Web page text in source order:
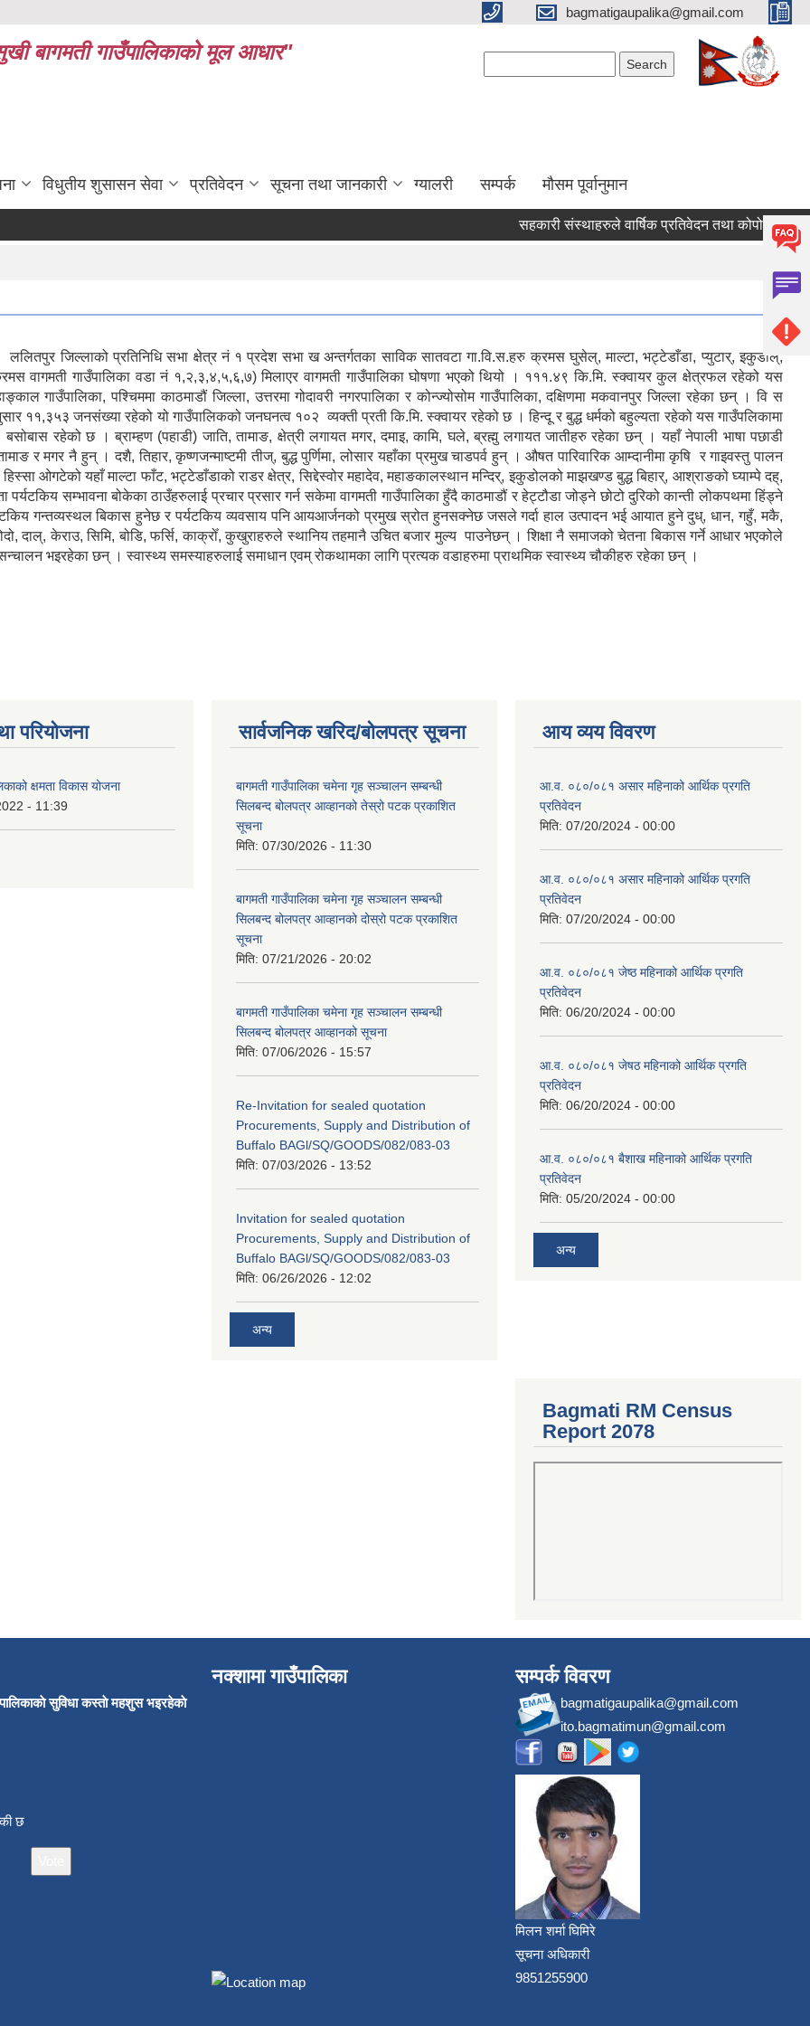
bagmatigaupalika@gmail.com
बागमती गाउँपालिकाको मूल आधार"
विधुतीय शुसासन सेवा प्रतिवेदन सूचना तथा जानकारी ग्यालरी सम्पर्क मौसम पूर्वानुमान
सहकारी संस्थाहरुले वार्षिक प्रतिवेदन तथा कोपोमिस
जिल्लाको प्रतिनिधि सभा क्षेत्र नं १ प्रदेश सभा ख अन्तर्गतका साविक सातवटा गा.वि.स.हरु क्रमस घुसेल्, माल्टा, भट्टेडाँडा, प्युटार्, इकुडोल्,
वागमती गाउँपालिका वडा नं १,२,३,४,५,६,७) मिलाएर वागमती गाउँपालिका घोषणा भएको थियो । १११.४९ कि.मि. स्क्वायर कुल क्षेत्रफल रहेको यस
गाउँपालिका, पश्चिममा काठमाडौं जिल्ला, उत्तरमा गोदावरी नगरपालिका र कोन्ज्योसोम गाउँपालिका, दक्षिणमा मकवानपुर जिल्ला रहेका छन् । वि स
११,३५३ जनसंख्या रहेको यो गाउँपालिकको जनघनत्व १०२ व्यक्ती प्रती कि.मि. स्क्वायर रहेको छ । हिन्दू र बुद्ध धर्मको बहुल्यता रहेको यस गाउँपलिकामा
बसोबास रहेको छ । ब्राम्हण (पहाडी) जाति, तामाङ, क्षेत्री लगायत मगर, दमाइ, कामि, घले, ब्रह्मु लगायत जातीहरु रहेका छन् । यहाँ नेपाली भाषा पछाडी
र मगर नै हुन् । दशै, तिहार, कृष्णजन्माष्टमी तीज्, बुद्ध पुर्णिमा, लोसार यहाँका प्रमुख चाडपर्व हुन् । औषत पारिवारिक आम्दानीमा कृषि र गाइवस्तु पालन
ओगटेको यहाँ माल्टा फाँट, भट्टेडाँडाको राडर क्षेत्र, सिद्देस्वोर महादेव, महाङकालस्थान मन्दिर्, इकुडोलको माझखण्ड बुद्ध बिहार्, आश्राङको घ्याम्पे दह्,
पर्यटकिय सम्भावना बोकेका ठाउँहरुलाई प्रचार प्रसार गर्न सकेमा वागमती गाउँपालिका हुँदै काठमाडौं र हेट्टौडा जोड्ने छोटो दुरिको कान्ती लोकपथमा हिंड्ने
गन्तव्यस्थल बिकास हुनेछ र पर्यटकिय व्यवसाय पनि आयआर्जनको प्रमुख स्रोत हुनसक्नेछ जसले गर्दा हाल उत्पादन भई आयात हुने दुध्, धान, गहुँ, मकै,
दाल्, केराउ, सिमि, बोडि, फर्सि, काक्रोँ, कुखुराहरुले स्थानिय तहमानै उचित बजार मुल्य पाउनेछन् । शिक्षा नै समाजको चेतना बिकास गर्ने आधार भएकोले
भइरहेका छन् । स्वास्थ्य समस्याहरुलाई समाधान एवम् रोकथामका लागि प्रत्यक वडाहरुमा प्राथमिक स्वास्थ्य चौकीहरु रहेका छन् ।
परियोजना
क्षमता विकास योजना
- 11:39
सार्वजनिक खरिद/बोलपत्र सूचना
बागमती गाउँपालिका चमेना गृह सञ्चालन सम्बन्धी
सिलबन्द बोलपत्र आव्हानको तेस्रो पटक प्रकाशित
सूचना
मिति: 07/30/2026 - 11:30
बागमती गाउँपालिका चमेना गृह सञ्चालन सम्बन्धी
सिलबन्द बोलपत्र आव्हानको दोस्रो पटक प्रकाशित
सूचना
मिति: 07/21/2026 - 20:02
बागमती गाउँपालिका चमेना गृह सञ्चालन सम्बन्धी
सिलबन्द बोलपत्र आव्हानको सूचना
मिति: 07/06/2026 - 15:57
Re-Invitation for sealed quotation
Procurements, Supply and Distribution of
Buffalo BAGl/SQ/GOODS/082/083-03
मिति: 07/03/2026 - 13:52
Invitation for sealed quotation
Procurements, Supply and Distribution of
Buffalo BAGl/SQ/GOODS/082/083-03
मिति: 06/26/2026 - 12:02
अन्य
आय व्यय विवरण
आ.व. ०८०/०८१ असार महिनाको आर्थिक प्रगति
प्रतिवेदन
मिति: 07/20/2024 - 00:00
आ.व. ०८०/०८१ असार महिनाको आर्थिक प्रगति
प्रतिवेदन
मिति: 07/20/2024 - 00:00
आ.व. ०८०/०८१ जेष्ठ महिनाको आर्थिक प्रगति
प्रतिवेदन
मिति: 06/20/2024 - 00:00
आ.व. ०८०/०८१ जेषठ महिनाको आर्थिक प्रगति
प्रतिवेदन
मिति: 06/20/2024 - 00:00
आ.व. ०८०/०८१ बैशाख महिनाको आर्थिक प्रगति
प्रतिवेदन
मिति: 05/20/2024 - 00:00
अन्य
Bagmati RM Census
Report 2078
सुविधा कस्ताे महशुस भइरहेकाे
छ
नक्शामा गाउँपालिका सम्पर्क विवरण
bagmatigaupalika@gmail.com
ito.bagmatimun@gmail.com
मिलन शर्मा घिमिरे
सूचना अधिकारी
9851255900